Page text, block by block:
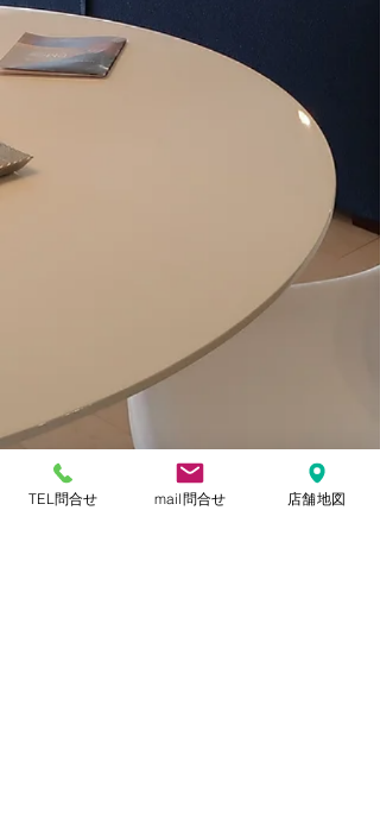
TEL問合せ mail問合せ 店舗地図